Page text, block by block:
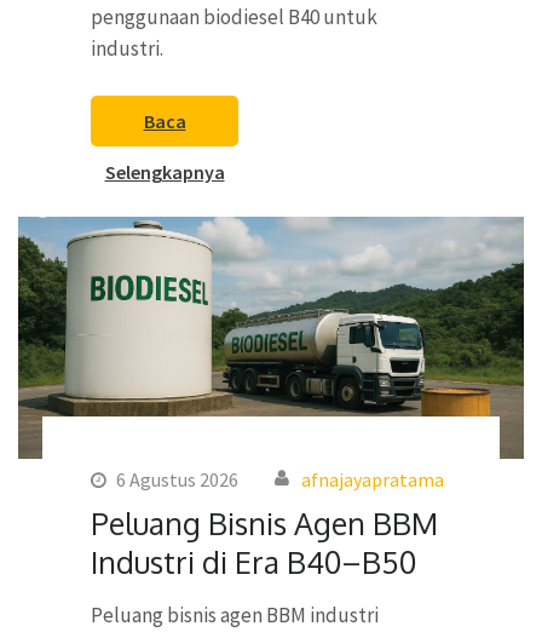
penggunaan biodiesel B40 untuk
industri.
Baca
Selengkapnya
6 Agustus 2026 afnajayapratama
Peluang Bisnis Agen BBM
Industri di Era B40–B50
Peluang bisnis agen BBM industri